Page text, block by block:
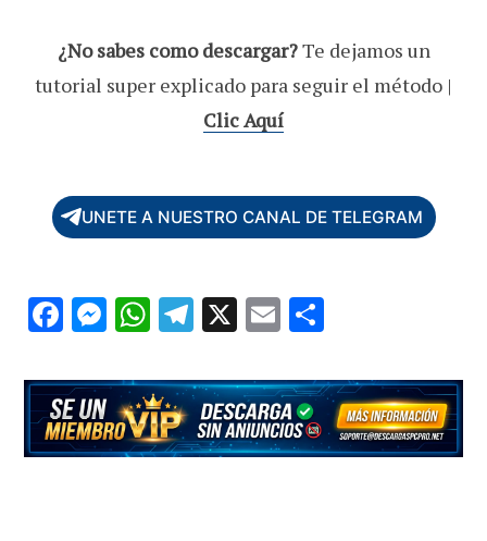
¿No sabes como descargar?Te dejamos un
tutorial super explicado para seguir el método |
Clic Aquí
UNETE A NUESTRO CANAL DE TELEGRAM
F
e
b
o
M
se
n
g
W
at
s
A
T
e
gr
a
X E
ai
l
m
p
ar